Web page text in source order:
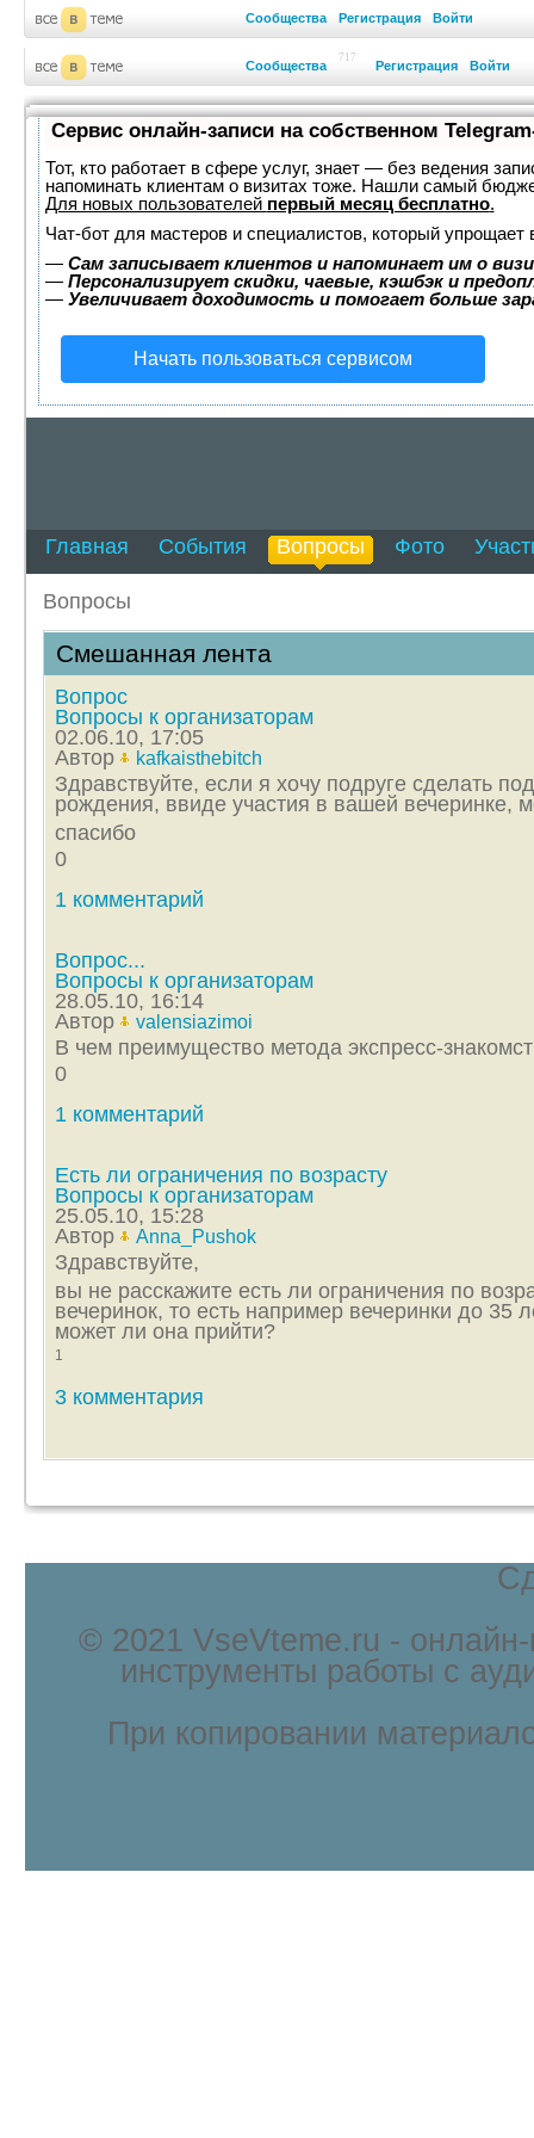
Сообщества Регистрация Войти
Сообщества
717
Регистрация Войти
Сервис онлайн-записи на собственном
Тот, кто работает в сфере услуг, знает — без ведения
напоминать клиентам о визитах тоже. Нашли самый
Для новых пользователей первый месяц бесплатно.
Чат-бот для мастеров и специалистов, который упрощает
— Сам записывает клиентов и напоминает им о
— Персонализирует скидки, чаевые, кэшбэк и
— Увеличивает доходимость и помогает больше
Начать пользоваться сервисом
Главная События Вопросы Фото
Вопросы
Смешанная лента
Вопрос
Вопросы к организаторам
02.06.10, 17:05
Автор
kafkaisthebitch
Здравствуйте, если я хочу подруге сделать
рождения, ввиде участия в вашей вечеринке,
спасибо
0
1 комментарий
Вопрос...
Вопросы к организаторам
28.05.10, 16:14
Автор
valensiazimoi
В чем преимущество метода экспресс-
0
1 комментарий
Есть ли ограничения по возрасту
Вопросы к организаторам
25.05.10, 15:28
Автор
Anna_Pushok
Здравствуйте,
вы не расскажите есть ли ограничения по
вечеринок, то есть например вечеринки до 35
может ли она прийти?
1
3 комментария
© 2021 VseVteme.ru -
инструменты работы с
При копировании